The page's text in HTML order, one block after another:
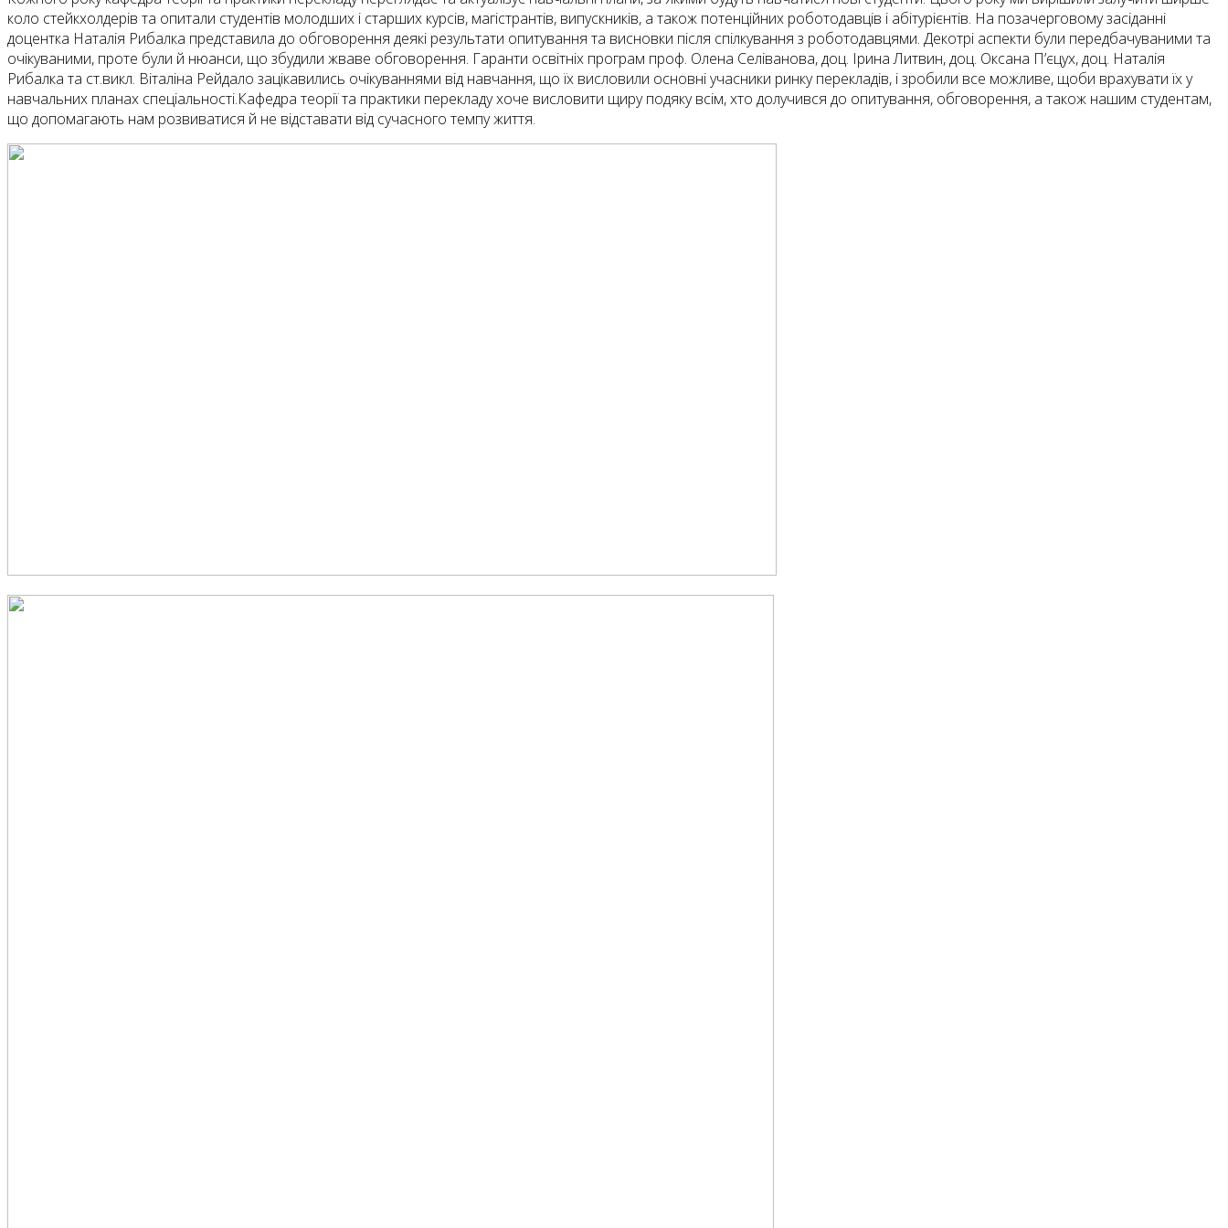
коло стейкхолдерів та опитали студентів молодших і старших курсів, магістрантів, випускників, а також потенційних роботодавців і абітурієнтів. На позачерговому засіданні
доцентка Наталія Рибалка представила до обговорення деякі результати опитування та висновки після спілкування з роботодавцями. Декотрі аспекти були передбачуваними та
очікуваними, проте були й нюанси, що збудили жваве обговорення. Гаранти освітніх програм проф. Олена Селіванова, доц. Ірина Литвин, доц. Оксана П’єцух, доц. Наталія
Рибалка та ст.викл. Віталіна Рейдало зацікавились очікуваннями від навчання, що їх висловили основні учасники ринку перекладів, і зробили все можливе, щоби врахувати їх у
навчальних планах спеціальності.Кафедра теорії та практики перекладу хоче висловити щиру подяку всім, хто долучився до опитування, обговорення, а також нашим студентам,
що допомагають нам розвиватися й не відставати від сучасного темпу життя.